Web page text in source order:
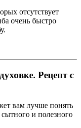
отсутствует
очень быстро
Рецепт с
вам лучше понять
и полезного